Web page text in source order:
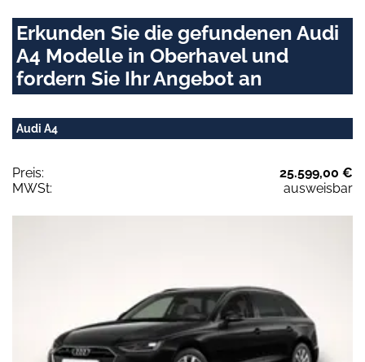
Erkunden Sie die gefundenen Audi
A4 Modelle in Oberhavel und
fordern Sie Ihr Angebot an
Audi A4
Preis:
25.599,00 €
MWSt:
ausweisbar